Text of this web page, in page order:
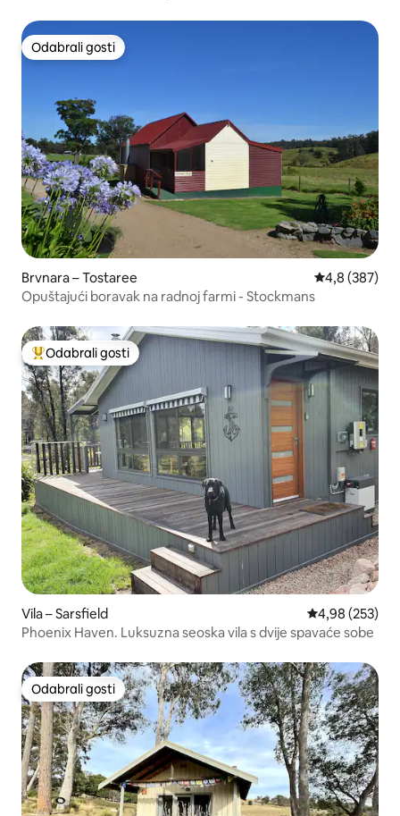
Odabrali gosti
Odabrali gosti
Brvnara – Tostaree Prosječna
4,8 (387)
Opuštajući boravak na radnoj farmi - Stockmans
Među najviše rangiranima s oznakom „Odabrali gosti”
Odabrali gosti
Vila – Sarsfield Prosječna
4,98 (253)
Phoenix Haven. Luksuzna seoska vila s dvije spavaće sobe
Odabrali gosti
Odabrali gosti